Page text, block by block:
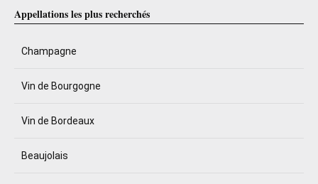
Appellations les plus recherchés
Champagne
Vin de Bourgogne
Vin de Bordeaux
Beaujolais